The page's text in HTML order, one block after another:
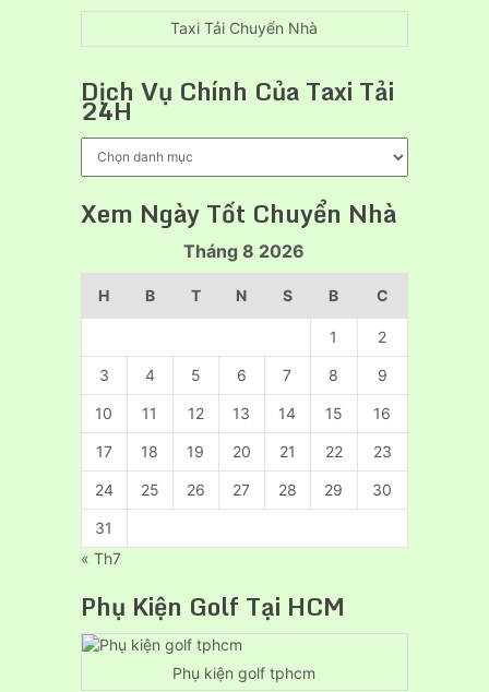
xe
cẩu
chuyên
Taxi Tải Chuyển Nhà
Dịch Vụ Chính Của Taxi Tải
24H
Của
24H
Xem Ngày Tốt Chuyển Nhà
Tháng 8 2026
H B T N S B C
1 2
3 4 5 6 7 8 9
10 11 12 13 14 15 16
17 18 19 20 21 22 23
24 25 26 27 28 29 30
31
« Th7
Phụ Kiện Golf Tại HCM
Phụ kiện golf tphcm